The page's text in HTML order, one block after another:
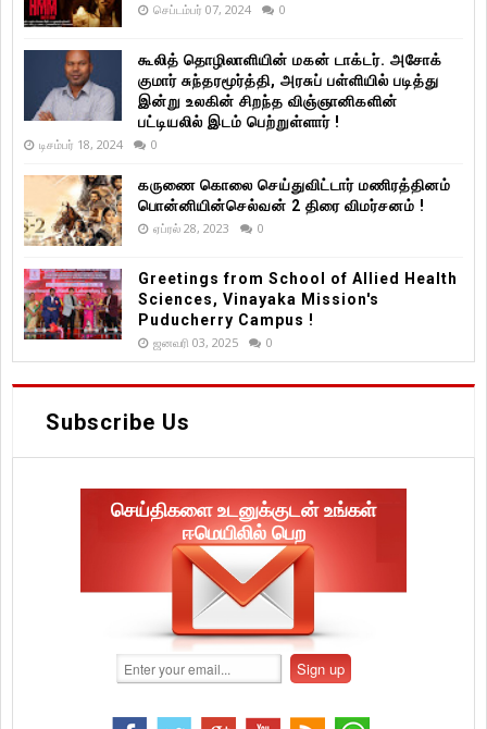
செப்டம்பர் 07, 2024 0
கூலித் தொழிலாளியின் மகன் டாக்டர். அசோக்
குமார் சுந்தரமூர்த்தி, அரசுப் பள்ளியில் படித்து
இன்று உலகின் சிறந்த விஞ்ஞானிகளின்
பட்டியலில் இடம் பெற்றுள்ளார் !
டிசம்பர் 18, 2024 0
கருணை கொலை செய்துவிட்டார் மணிரத்தினம்
பொன்னியின்செல்வன் 2 திரை விமர்சனம் !
ஏப்ரல் 28, 2023 0
Greetings from School of Allied Health
Sciences, Vinayaka Mission's
Puducherry Campus !
ஜனவரி 03, 2025 0
Subscribe Us
செய்திகளை உடனுக்குடன் உங்கள்
ஈமெயிலில் பெற